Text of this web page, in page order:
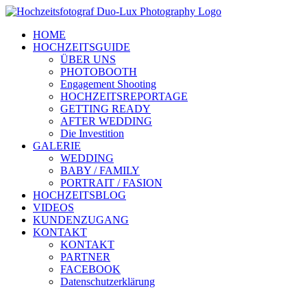
Zum
springenHOME
HOCHZEITSGUIDE
ÜBER UNS
PHOTOBOOTH
Engagement Shooting
HOCHZEITSREPORTAGE
GETTING READY
AFTER WEDDING
Die Investition
GALERIE
WEDDING
BABY / FAMILY
PORTRAIT / FASION
HOCHZEITSBLOG
VIDEOS
KUNDENZUGANG
KONTAKT
KONTAKT
PARTNER
FACEBOOK
Datenschutzerklärung